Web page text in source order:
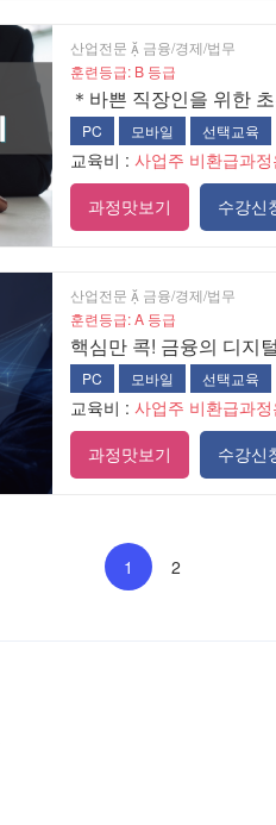
산업전문  금융/경제/법무
훈련등급: B 등급
＊바쁜 직장인을 위한
PC 모바일 선택교육
교육비 : 사업주 비환급과
과정맛보기
수강신
산업전문  금융/경제/법무
훈련등급: A 등급
핵심만 콕! 금융의 디지
PC 모바일 선택교육
교육비 : 사업주 비환급과
과정맛보기
수강신
1 2